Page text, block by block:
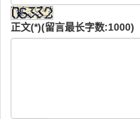
正文(*)(留言最长字数:1000)